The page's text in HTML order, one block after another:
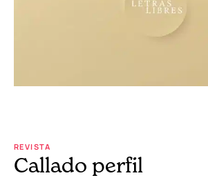
REVISTA
Callado perfil